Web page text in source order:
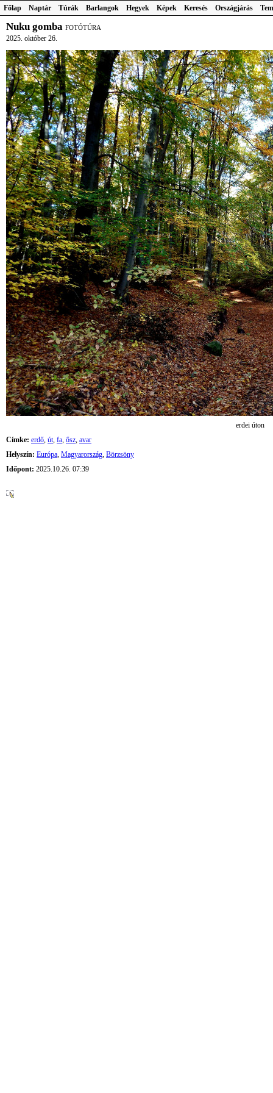
Főlap Naptár Túrák Barlangok Hegyek Képek Keresés Országjárás
Nuku gomba FOTÓTÚRA
2025. október 26.
erdei úton
Címke: erdő, út, fa, ősz, avar
Helyszín: Európa, Magyarország, Börzsöny
Időpont: 2025.10.26. 07:39